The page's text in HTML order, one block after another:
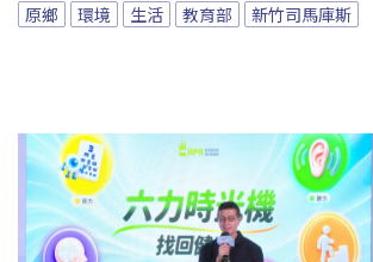
原鄉 環境 生活 教育部 新竹司馬庫斯